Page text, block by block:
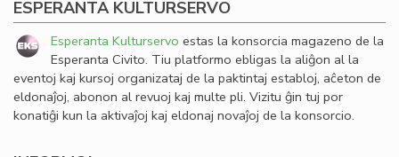
ESPERANTA KULTURSERVO
Esperanta Kulturservo estas la konsorcia magazeno de la
Esperanta Civito. Tiu platformo ebligas la aliĝon al la
eventoj kaj kursoj organizataj de la paktintaj establoj, aĉeton de
eldonaĵoj, abonon al revuoj kaj multe pli. Vizitu ĝin tuj por
konatiĝi kun la aktivaĵoj kaj eldonaj novaĵoj de la konsorcio.